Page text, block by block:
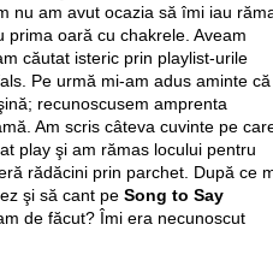
nu am avut ocazia să îmi iau
prima oară cu chakrele. Aveam
căutat isteric prin playlist-urile
Pe urmă mi-am adus aminte că
recunoscusem amprenta
Am scris câteva cuvinte pe
play şi am rămas locului pentru
rădăcini prin parchet. După ce
şi să cant pe Song to Say
de făcut? Îmi era necunoscut